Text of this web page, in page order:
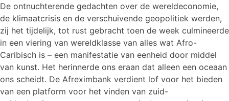
De ontnuchterende gedachten over de wereldeconomie,
de klimaatcrisis en de verschuivende geopolitiek werden,
zij het tijdelijk, tot rust gebracht toen de week culmineerde
in een viering van wereldklasse van alles wat Afro-
Caribisch is – een manifestatie van eenheid door middel
van kunst. Het herinnerde ons eraan dat alleen een oceaan
ons scheidt. De Afreximbank verdient lof voor het bieden
van een platform voor het vinden van zuid-